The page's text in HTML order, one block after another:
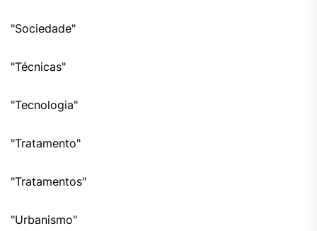
"Sociedade"
"Técnicas"
"Tecnologia"
"Tratamento"
"Tratamentos"
"Urbanismo"